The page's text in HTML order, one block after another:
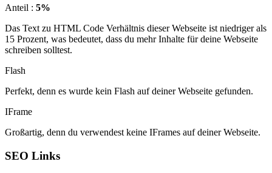
Anteil : 5%
Das Text zu HTML Code Verhältnis dieser Webseite ist niedriger als
15 Prozent, was bedeutet, dass du mehr Inhalte für deine Webseite
schreiben solltest.
Flash
Perfekt, denn es wurde kein Flash auf deiner Webseite gefunden.
IFrame
Großartig, denn du verwendest keine IFrames auf deiner Webseite.
SEO Links